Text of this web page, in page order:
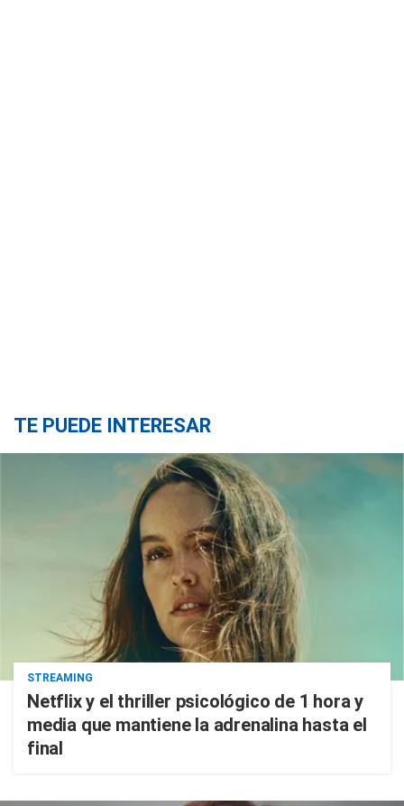
TE PUEDE INTERESAR
STREAMING
Netflix y el thriller psicológico de 1 hora y
media que mantiene la adrenalina hasta el
final